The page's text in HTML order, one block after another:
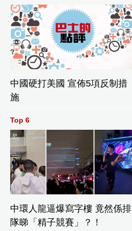
中國硬打美國 宣佈5項反制措
施
Top 6
中環人龍逼爆寫字樓 竟然係排
隊睇「精子競賽」？！